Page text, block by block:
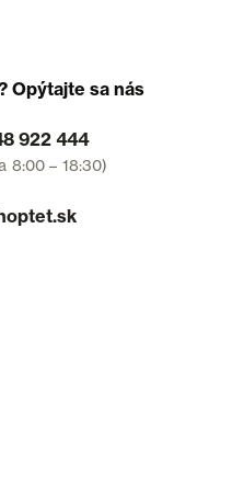
Opýtajte sa nás
922 444
8:00 – 18:30)